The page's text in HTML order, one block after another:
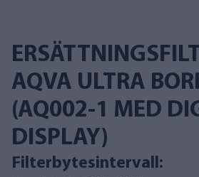
AQVA ULTRA
(AQ002-1 MED
DISPLAY)
Filterbytesintervall: